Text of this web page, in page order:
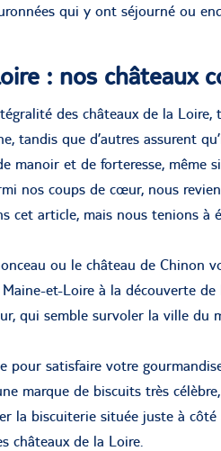
qui y ont séjourné ou
: nos châteaux
des châteaux de la
tandis que d’autres assurent
manoir et de forteresse, même
nos coups de cœur, nous
cet article, mais nous tenions à
ou le château de Chinon
et-Loire à la découverte de
qui semble survoler la ville du
pour satisfaire votre
marque de biscuits très
la biscuiterie située juste à
châteaux de la Loire.